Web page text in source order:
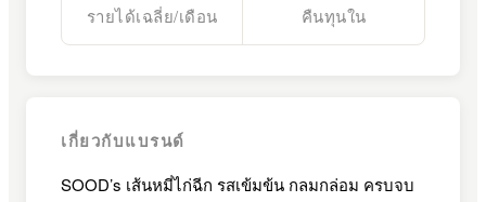
รายได้เฉลี่ย/เดือน คืนทุนใน
เกี่ยวกับแบรนด์
SOOD’s เส้นหมี่ไก่ฉีก รสเข้มข้น กลมกล่อม ครบจบ